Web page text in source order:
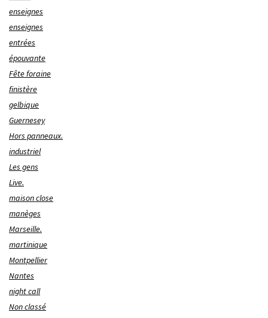
enseignes
enseignes
entrées
épouvante
Fête foraine
finistère
gelbique
Guernesey
Hors panneaux.
industriel
Les gens
Live.
maison close
manèges
Marseille.
martinique
Montpellier
Nantes
night call
Non classé